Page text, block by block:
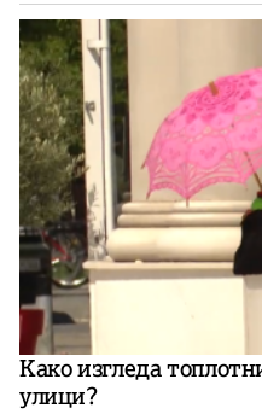
Како изгледа
улици?